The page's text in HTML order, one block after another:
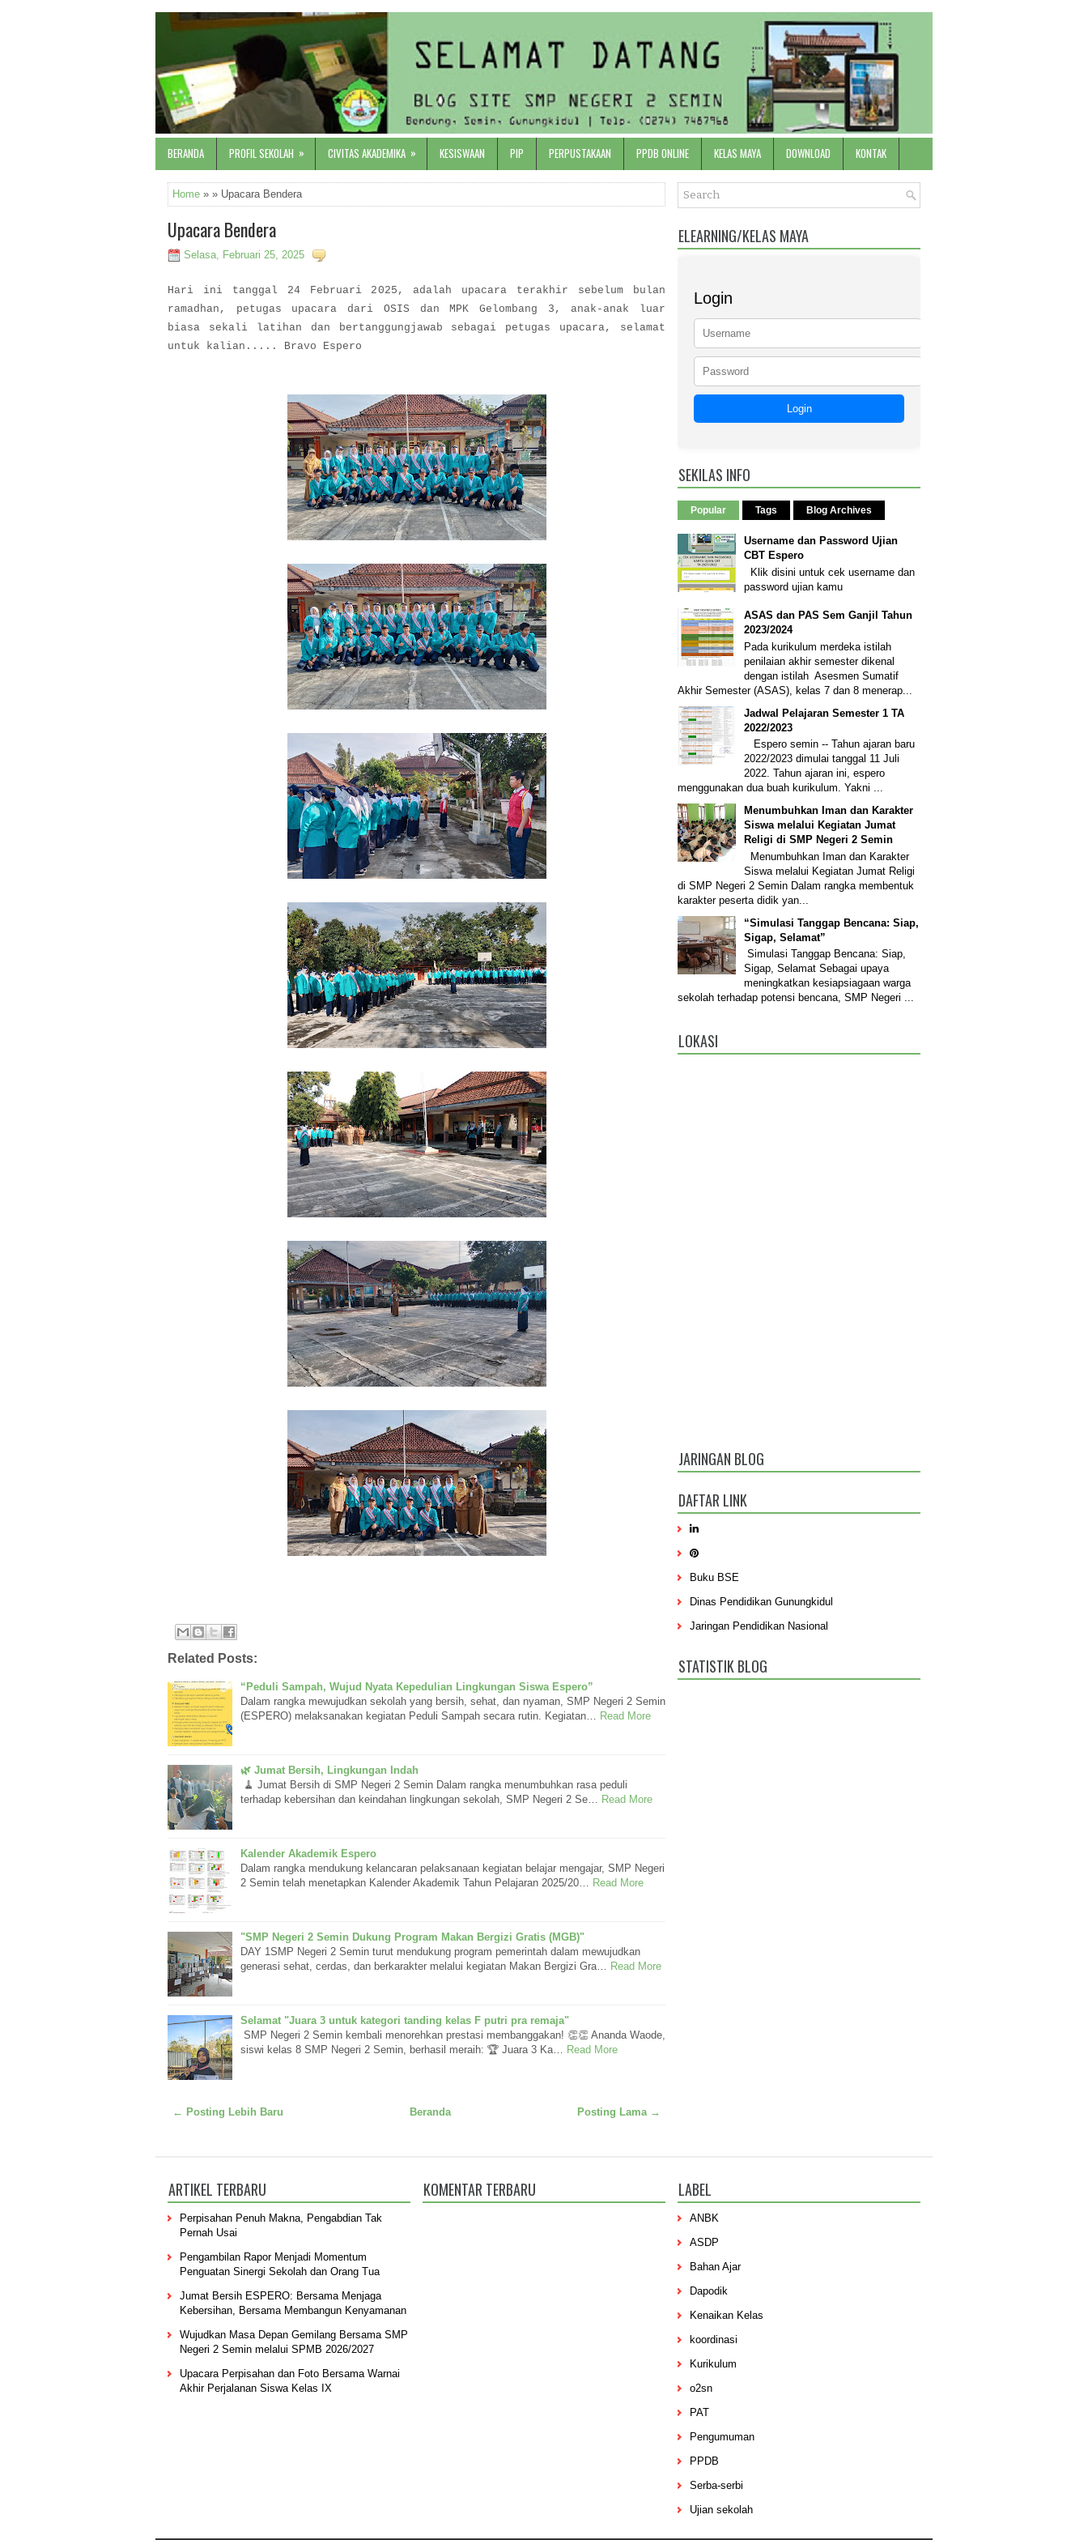
BERANDA PROFIL SEKOLAH » CIVITAS AKADEMIKA » KESISWAAN PIP PERPUSTAKAAN PPDB ONLINE KELAS MAYA DOWNLOAD KONTAK
Home » » Upacara Bendera
Upacara Bendera
Selasa, Februari 25, 2025
Hari ini tanggal 24 Februari 2025, adalah upacara terakhir sebelum bulan
ramadhan, petugas upacara dari OSIS dan MPK Gelombang 3, anak-anak luar
biasa sekali latihan dan bertanggungjawab sebagai petugas upacara, selamat
untuk kalian..... Bravo Espero
Related Posts:
“Peduli Sampah, Wujud Nyata Kepedulian Lingkungan Siswa Espero”
Dalam rangka mewujudkan sekolah yang bersih, sehat, dan nyaman, SMP Negeri 2 Semin
(ESPERO) melaksanakan kegiatan Peduli Sampah secara rutin. Kegiatan…
Read More
🌿 Jumat Bersih, Lingkungan Indah
🧹 Jumat Bersih di SMP Negeri 2 Semin Dalam rangka menumbuhkan rasa peduli
terhadap kebersihan dan keindahan lingkungan sekolah, SMP Negeri 2 Se…
Read More
Kalender Akademik Espero
Dalam rangka mendukung kelancaran pelaksanaan kegiatan belajar mengajar, SMP Negeri
2 Semin telah menetapkan Kalender Akademik Tahun Pelajaran 2025/20…
Read More
"SMP Negeri 2 Semin Dukung Program Makan Bergizi Gratis (MGB)"
DAY 1SMP Negeri 2 Semin turut mendukung program pemerintah dalam mewujudkan
generasi sehat, cerdas, dan berkarakter melalui kegiatan Makan Bergizi Gra…
Read More
Selamat "Juara 3 untuk kategori tanding kelas F putri pra remaja"
SMP Negeri 2 Semin kembali menorehkan prestasi membanggakan! 👏👏 Ananda Waode,
siswi kelas 8 SMP Negeri 2 Semin, berhasil meraih: 🏆 Juara 3 Ka…
Read More
← Posting Lebih Baru Posting Lama →
Beranda
ELEARNING/KELAS MAYA
Login
Login
SEKILAS INFO
Popular Tags Blog Archives
Username dan Password Ujian
CBT Espero
Klik disini untuk cek username dan
password ujian kamu
ASAS dan PAS Sem Ganjil Tahun
2023/2024
Pada kurikulum merdeka istilah
penilaian akhir semester dikenal
dengan istilah Asesmen Sumatif
Akhir Semester (ASAS), kelas 7 dan 8 menerap...
Jadwal Pelajaran Semester 1 TA
2022/2023
Espero semin -- Tahun ajaran baru
2022/2023 dimulai tanggal 11 Juli
2022. Tahun ajaran ini, espero
menggunakan dua buah kurikulum. Yakni ...
Menumbuhkan Iman dan Karakter
Siswa melalui Kegiatan Jumat
Religi di SMP Negeri 2 Semin
Menumbuhkan Iman dan Karakter
Siswa melalui Kegiatan Jumat Religi
di SMP Negeri 2 Semin Dalam rangka membentuk
karakter peserta didik yan...
“Simulasi Tanggap Bencana: Siap,
Sigap, Selamat”
Simulasi Tanggap Bencana: Siap,
Sigap, Selamat Sebagai upaya
meningkatkan kesiapsiagaan warga
sekolah terhadap potensi bencana, SMP Negeri ...
LOKASI
JARINGAN BLOG
DAFTAR LINK
Buku BSE
Dinas Pendidikan Gunungkidul
Jaringan Pendidikan Nasional
STATISTIK BLOG
ARTIKEL TERBARU
Perpisahan Penuh Makna, Pengabdian Tak
Pernah Usai
Pengambilan Rapor Menjadi Momentum
Penguatan Sinergi Sekolah dan Orang Tua
Jumat Bersih ESPERO: Bersama Menjaga
Kebersihan, Bersama Membangun Kenyamanan
Wujudkan Masa Depan Gemilang Bersama SMP
Negeri 2 Semin melalui SPMB 2026/2027
Upacara Perpisahan dan Foto Bersama Warnai
Akhir Perjalanan Siswa Kelas IX
KOMENTAR TERBARU LABEL
ANBK
ASDP
Bahan Ajar
Dapodik
Kenaikan Kelas
koordinasi
Kurikulum
o2sn
PAT
Pengumuman
PPDB
Serba-serbi
Ujian sekolah